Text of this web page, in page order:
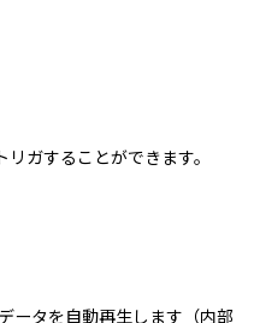
ガすることができます。
ータを自動再生します（内部